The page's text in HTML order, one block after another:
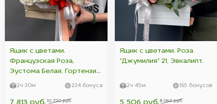
Ящик с цветами.
Французская Роза,
Эустома Белая, Гортензия
Белая, Гвоздика (Диантус).
2ч 30м 234 бонуса
10 720 руб.
Ящик с цветами. Роза
"Джумилия" 21, Эвкалипт.
2ч 45м 165 бонусов
8 064 руб.